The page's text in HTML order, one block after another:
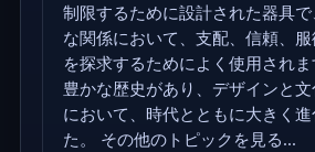
制限するために設計された器具
な関係において、支配、信頼、
を探求するためによく使用され
豊かな歴史があり、デザインと
において、時代とともに大きく
た。 その他のトピックを見る...